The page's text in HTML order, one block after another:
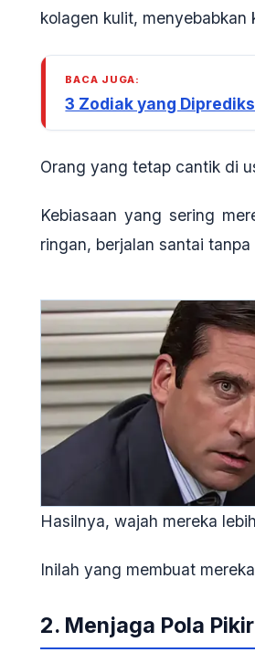
kolagen kulit, menyebabkan
BACA JUGA:
3 Zodiak yang
Orang yang tetap cantik di
Kebiasaan yang sering
ringan, berjalan santai
Hasilnya, wajah mereka
Inilah yang membuat
2. Menjaga Pola